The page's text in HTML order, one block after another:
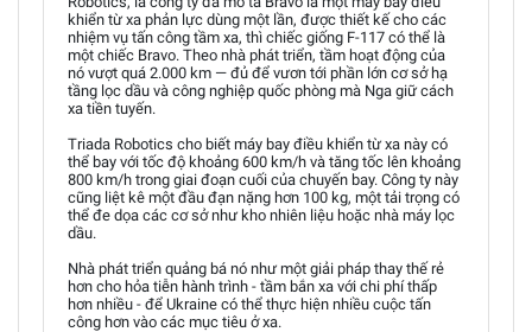
khiển từ xa phản lực dùng một lần, được thiết kế cho các
nhiệm vụ tấn công tầm xa, thì chiếc giống F-117 có thể là
một chiếc Bravo. Theo nhà phát triển, tầm hoạt động của
nó vượt quá 2.000 km — đủ để vươn tới phần lớn cơ sở hạ
tầng lọc dầu và công nghiệp quốc phòng mà Nga giữ cách
xa tiền tuyến.
Triada Robotics cho biết máy bay điều khiển từ xa này có
thể bay với tốc độ khoảng 600 km/h và tăng tốc lên khoảng
800 km/h trong giai đoạn cuối của chuyến bay. Công ty này
cũng liệt kê một đầu đạn nặng hơn 100 kg, một tải trọng có
thể đe dọa các cơ sở như kho nhiên liệu hoặc nhà máy lọc
dầu.
Nhà phát triển quảng bá nó như một giải pháp thay thế rẻ
hơn cho hỏa tiễn hành trình - tầm bắn xa với chi phí thấp
hơn nhiều - để Ukraine có thể thực hiện nhiều cuộc tấn
công hơn vào các mục tiêu ở xa.